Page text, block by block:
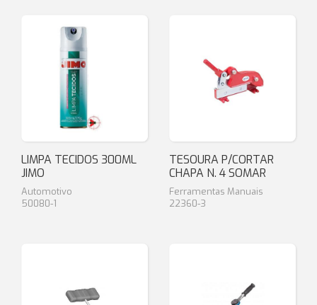
LIMPA TECIDOS 300ML
JIMO
Automotivo
50080-1
TESOURA P/CORTAR
CHAPA N. 4 SOMAR
Ferramentas Manuais
22360-3